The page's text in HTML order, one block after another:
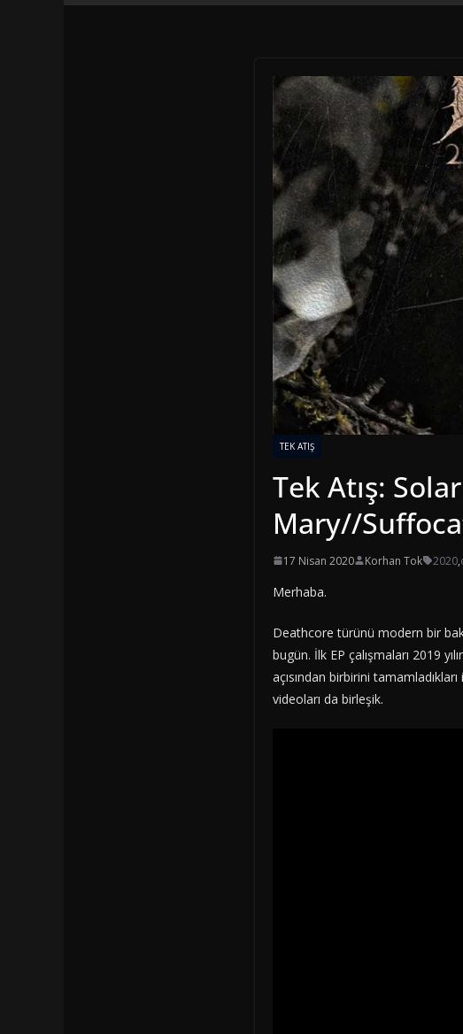
TEK ATIŞ
Tek Atış:
Mary//
17 Nisan 2020 Korhan Tok 2020,
Merhaba.
Deathcore türünü modern bir
bugün. İlk EP çalışmaları 2019
açısından birbirini
videoları da birleşik.